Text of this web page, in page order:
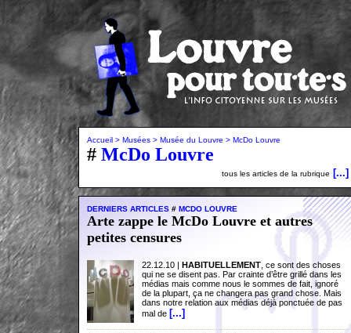
Accueil > Musées > Musée du Louvre > McDo Louvre
# McDo Louvre
tous les articles de la rubrique [...]
DERNIERS ARTICLES # MCDO LOUVRE
Arte zappe le McDo Louvre et autres
petites censures
22.12.10 | HABITUELLEMENT , ce sont des choses
qui ne se disent pas. Par crainte d’être grillé dans les
médias mais comme nous le sommes de fait, ignoré
de la plupart, ça ne changera pas grand chose. Mais
dans notre relation aux médias déjà ponctuée de pas
mal de [...]